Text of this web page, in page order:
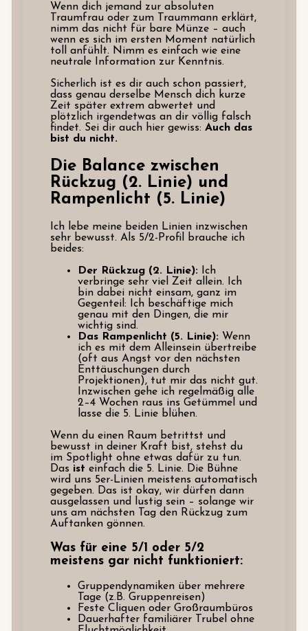
Wenn dich jemand zur absoluten
Traumfrau oder zum Traummann erklärt,
nimm das nicht für bare Münze – auch
wenn es sich im ersten Moment natürlich
toll anfühlt. Nimm es einfach wie eine
neutrale Information zur Kenntnis.
Sicherlich ist es dir auch schon passiert,
dass genau derselbe Mensch dich kurze
Zeit später extrem abwertet und
plötzlich irgendetwas an dir völlig falsch
findet. Sei dir auch hier gewiss: Auch das
bist du nicht.
Die Balance zwischen
Rückzug (2. Linie) und
Rampenlicht (5. Linie)
Ich lebe meine beiden Linien inzwischen
sehr bewusst. Als 5/2-Profil brauche ich
beides:
Der Rückzug (2. Linie):Ich
verbringe sehr viel Zeit allein. Ich
bin dabei nicht einsam, ganz im
Gegenteil: Ich beschäftige mich
genau mit den Dingen, die mir
wichtig sind.
Das Rampenlicht (5. Linie):Wenn
ich es mit dem Alleinsein übertreibe
(oft aus Angst vor den nächsten
Enttäuschungen durch
Projektionen), tut mir das nicht gut.
Inzwischen gehe ich regelmäßig alle
2–4 Wochen raus ins Getümmel und
lasse die 5. Linie blühen.
Wenn du einen Raum betrittst und
bewusst in deiner Kraft bist, stehst du
im Spotlight ohne etwas dafür zu tun.
Das ist einfach die 5. Linie. Die Bühne
wird uns 5er-Linien meistens automatisch
gegeben. Das ist okay, wir dürfen dann
ausgelassen und lustig sein – solange wir
uns am nächsten Tag den Rückzug zum
Auftanken gönnen.
Was für eine 5/1 oder 5/2
meistens gar nicht funktioniert:
Gruppendynamiken über mehrere
Tage (z.B. Gruppenreisen)
Feste Cliquen oder Großraumbüros
Dauerhafter familiärer Trubel ohne